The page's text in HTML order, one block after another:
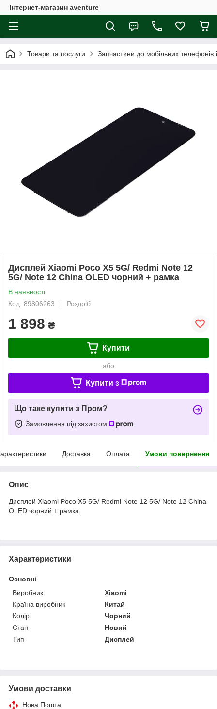
Інтернет-магазин aventure
Товари та послуги Запчастини до мобільних телефонів
Дисплей Xiaomi Poco X5 5G/ Redmi Note 12
5G/ Note 12 China OLED чорний + рамка
В наявності
Код: 89806263
Роздріб
1 898 ₴
Купити
або
Купити з
Що таке купити з Пром?
Замовлення під захистом
Доставка Оплата Умови повернення
Опис
Дисплей Xiaomi Poco X5 5G/ Redmi Note 12 5G/ Note 12 China
OLED чорний + рамка
Характеристики
Основні
Виробник
Xiaomi
Країна виробник
Китай
Колір
Чорний
Стан
Новий
Тип
Дисплей
Умови доставки
Нова Пошта